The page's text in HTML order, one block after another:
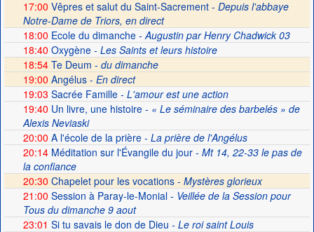
17:00 Vêpres et salut du Saint-Sacrement - Depuis l'abbaye
Notre-Dame de Triors, en direct
18:00 Ecole du dimanche- Augustin par Henry Chadwick 03
18:40 Oxygène- Les Saints et leurs histoire
18:54Te Deum - du dimanche
19:00 Angélus - En direct
19:03 Sacrée Famille- L'amour est une action
19:40 Un livre, une histoire- « Le séminaire des barbelés » de
Alexis Neviaski
20:00 A l'école de la prière- La prière de l'Angélus
20:14Méditation sur l'Évangile du jour- Mt 14, 22-33 le pas de
la confiance
20:30 Chapelet pour les vocations - Mystères glorieux
21:00 Session à Paray-le-Monial- Veillée de la Session pour
Tous du dimanche 9 aout
23:01 Si tu savais le don de Dieu - Le roi saint Louis